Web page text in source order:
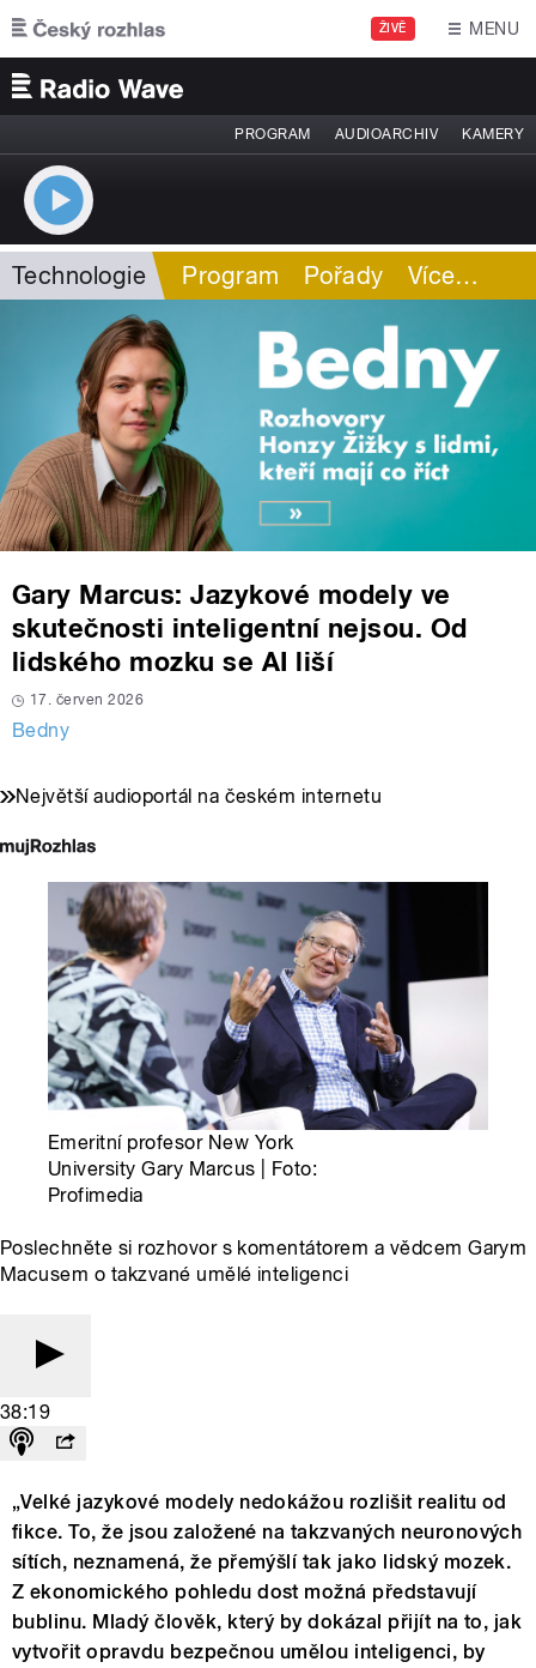
Přejít k hlavnímu obsahu
ŽIVĚ MENU
PROGRAM AUDIOARCHIV KAMERY
Technologie Program Pořady Více…
Gary Marcus: Jazykové modely ve
skutečnosti inteligentní nejsou. Od
lidského mozku se AI liší
17. červen 2026
Bedny
Největší audioportál na českém internetu
Emeritní profesor New York
University Gary Marcus | Foto:
Profimedia
Poslechněte si rozhovor s komentátorem a vědcem Garym
Macusem o takzvané umělé inteligenci
38:19
„Velké jazykové modely nedokážou rozlišit realitu od
fikce. To, že jsou založené na takzvaných neuronových
sítích, neznamená, že přemýšlí tak jako lidský mozek.
Z ekonomického pohledu dost možná představují
bublinu. Mladý člověk, který by dokázal přijít na to, jak
vytvořit opravdu bezpečnou umělou inteligenci, by